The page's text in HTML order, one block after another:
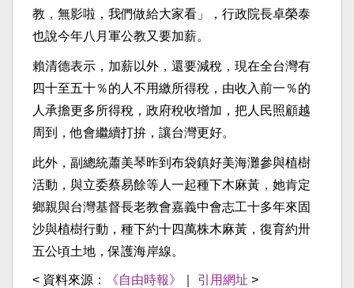
教，無影啦，我們做給大家看」，行政院長卓榮泰
也說今年八月軍公教又要加薪。
賴清德表示，加薪以外，還要減稅，現在全台灣有
四十至五十％的人不用繳所得稅，由收入前一％的
人承擔更多所得稅，政府稅收增加，把人民照顧越
周到，他會繼續打拚，讓台灣更好。
此外，副總統蕭美琴昨到布袋鎮好美海灘參與植樹
活動，與立委蔡易餘等人一起種下木麻黃，她肯定
鄉親與台灣基督長老教會嘉義中會志工十多年來固
沙與植樹行動，種下約十四萬株木麻黃，復育約卅
五公頃土地，保護海岸線。
< 資料來源： 《自由時報》 引用網址 >